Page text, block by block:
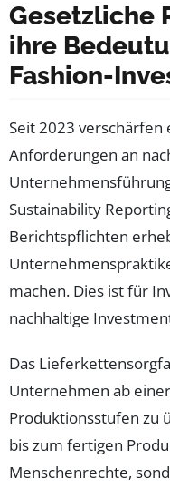
Gesetzliche
ihre
Fashion-
Seit 2023 verschärfen
Anforderungen an
Sustainability
Berichtspflichten
machen. Dies ist für
nachhaltige
Das
Unternehmen ab
Produktionsstufen zu
bis zum fertigen
Menschenrechte,